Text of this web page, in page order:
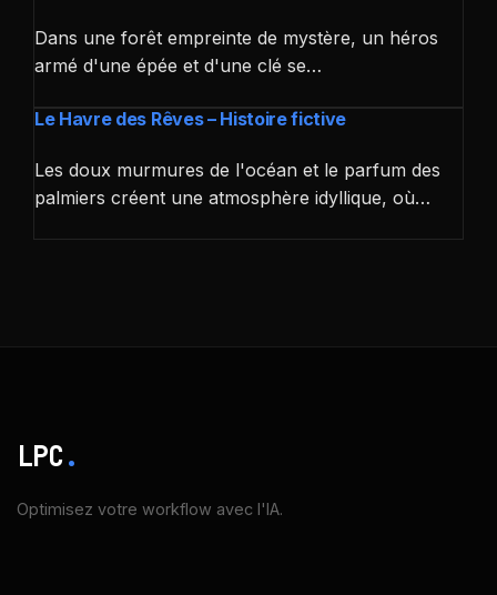
Dans une forêt empreinte de mystère, un héros
armé d'une épée et d'une clé se…
Le Havre des Rêves – Histoire fictive
Les doux murmures de l'océan et le parfum des
palmiers créent une atmosphère idyllique, où…
LPC.
Optimisez votre workflow avec l'IA.